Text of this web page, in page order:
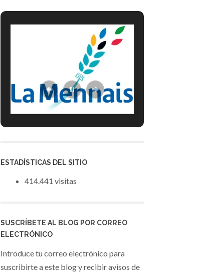
ESTADÍSTICAS DEL SITIO
414.441 visitas
SUSCRÍBETE AL BLOG POR CORREO
ELECTRÓNICO
Introduce tu correo electrónico para
suscribirte a este blog y recibir avisos de